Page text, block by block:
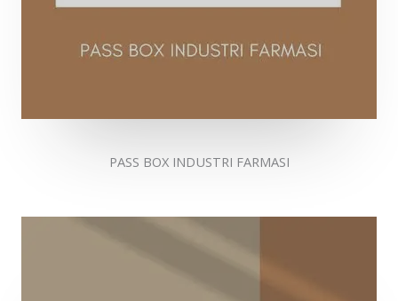
PASS BOX INDUSTRI FARMASI